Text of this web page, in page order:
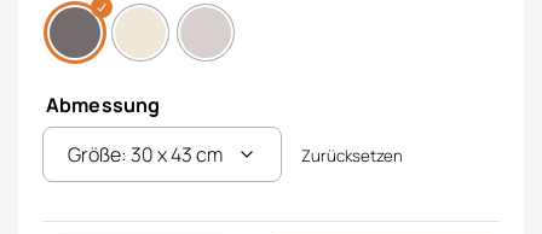
Abmessung
Zurücksetzen